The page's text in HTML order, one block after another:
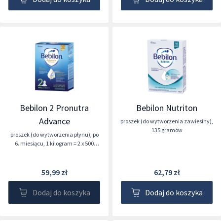
Bebilon 2 Pronutra
Advance
proszek (do wytworzenia płynu), po
6. miesiącu, 1 kilogram = 2 x 500
59,99 zł
Dodaj do koszyka
Bebilon Nutriton
proszek (do wytworzenia zawiesiny),
135 gramów
62,79 zł
Dodaj do koszyka